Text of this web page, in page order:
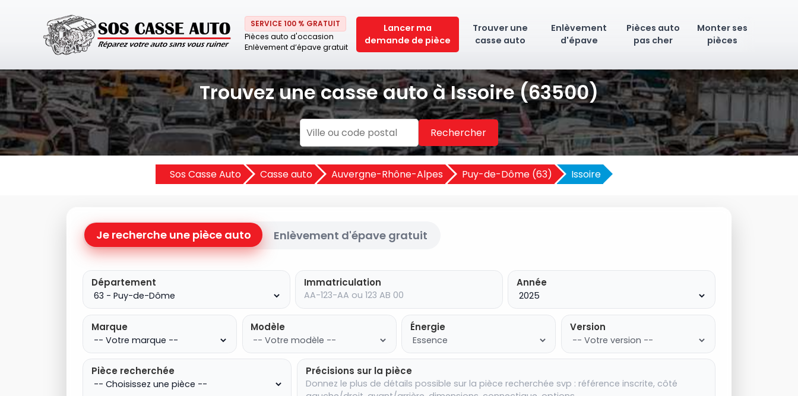
SERVICE 100 % GRATUIT
Pièces auto d'occasion
Enlèvement d’épave gratuit
Lancer ma
demande de pièce
Trouver une
casse auto
Enlèvement
d'épave
Pièces auto
pas cher
Monter ses
pièces
Trouvez une casse auto à Issoire (63500)
Rechercher
Sos Casse Auto Casse auto Auvergne-Rhône-Alpes Puy-de-Dôme (63) Issoire
Je recherche une pièce auto Enlèvement d'épave gratuit
Département Immatriculation Année
Marque Modèle Énergie Version
Pièce recherchée Précisions sur la pièce